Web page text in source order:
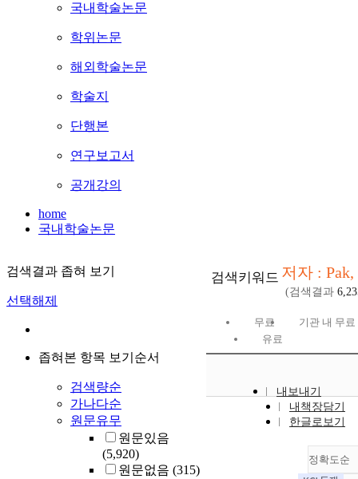
국내학술논문
학위논문
해외학술논문
학술지
단행본
연구보고서
공개강의
home
국내학술논문
검색결과 좁혀 보기
선택해제
좁혀본 항목 보기순서
검색량순
가나다순
원문유무
원문있음
(5,920)
원문없음 (315)
검색키워드 저자 : Pak,
(검색결과
무료
기관 내 무료
유료
내보내기
내책장담기
한글로보기
정확도순